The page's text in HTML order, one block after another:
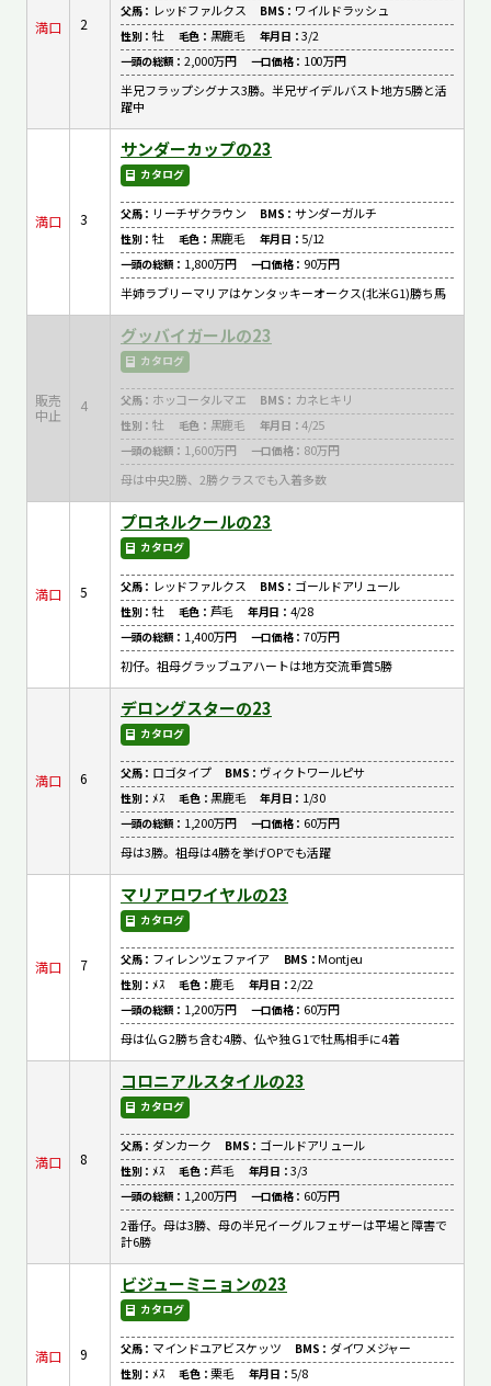
満口 2
父馬： レッドファルクス BMS： ワイルドラッシュ
性別：牡 毛色： 黒鹿毛 年月日：3/2
一頭の総額：2,000万円 一口価格： 100万円
半兄フラップシグナス3勝。半兄ザイデルバスト地方5勝と活
躍中
満口 3
サンダーカップの23
カタログ
父馬： リーチザクラウン BMS：サンダーガルチ
性別：牡 毛色： 黒鹿毛 年月日： 5/12
一頭の総額： 1,800万円 一口価格： 90万円
半姉ラブリーマリアはケンタッキーオークス(北米G1)勝ち馬
販売
中止
4
グッバイガールの23
カタログ
父馬： ホッコータルマエ BMS： カネヒキリ
性別：牡 毛色： 黒鹿毛 年月日：4/25
一頭の総額： 1,600万円 一口価格： 80万円
母は中央2勝、2勝クラスでも入着多数
満口 5
プロネルクールの23
カタログ
父馬： レッドファルクス BMS： ゴールドアリュール
性別：牡 毛色： 芦毛 年月日： 4/28
一頭の総額： 1,400万円 一口価格：70万円
初仔。祖母グラッブユアハートは地方交流重賞5勝
満口 6
デロングスターの23
カタログ
父馬： ロゴタイプ BMS： ヴィクトワールピサ
性別：ﾒｽ 毛色：黒鹿毛 年月日： 1/30
一頭の総額： 1,200万円 一口価格： 60万円
母は3勝。祖母は4勝を挙げOPでも活躍
満口 7
マリアロワイヤルの23
カタログ
父馬： フィレンツェファイア BMS：Montjeu
性別：ﾒｽ 毛色：鹿毛 年月日：2/22
一頭の総額： 1,200万円 一口価格： 60万円
母は仏Ｇ2勝ち含む4勝、仏や独Ｇ1で牡馬相手に4着
満口 8
コロニアルスタイルの23
カタログ
父馬： ダンカーク BMS： ゴールドアリュール
性別：ﾒｽ 毛色：芦毛 年月日：3/3
一頭の総額： 1,200万円 一口価格： 60万円
2番仔。母は3勝、母の半兄イーグルフェザーは平場と障害で
計6勝
満口 9
ビジューミニョンの23
カタログ
父馬： マインドユアビスケッツ BMS： ダイワメジャー
性別：ﾒｽ 毛色：栗毛 年月日： 5/8